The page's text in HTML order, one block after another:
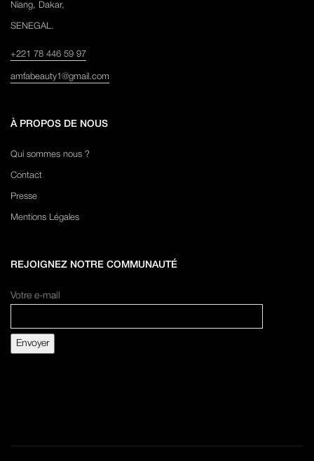
Niang, Dakar,
SENEGAL.
+221 78 446 59 97
amfabeauty1@gmail.com
À PROPOS DE NOUS
Qui sommes nous ?
Contact
Presse
Mentions Légales
REJOIGNEZ NOTRE COMMUNAUTÉ
Votre e-mail